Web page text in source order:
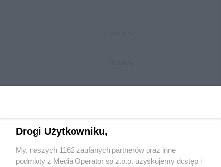
Wydawca mediówlokalnych
Drogi Użytkowniku,
My, naszych 1162 zaufanych partnerów oraz inne
podmioty z Media Operator sp z.o.o. uzyskujemy dostęp i